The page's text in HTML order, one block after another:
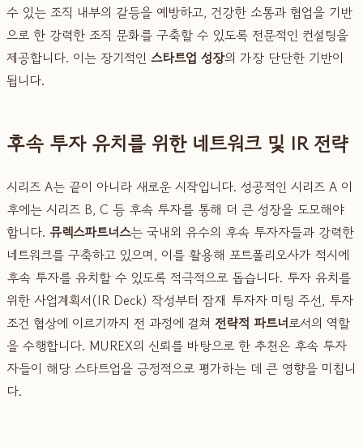
수 있는 조직 내부의 갈등을 예방하고, 건강한 소통과 협업을 기반
으로 한 강력한 조직 문화를 구축할 수 있도록 전문적인 컨설팅을
제공합니다. 이는 장기적인 스타트업 성장의 가장 단단한 기반이
됩니다.
후속 투자 유치를 위한 네트워크 및 IR 전략
시리즈 A는 끝이 아니라 새로운 시작입니다. 성공적인 시리즈 A 이
후에는 시리즈 B, C 등 후속 투자를 통해 더 큰 성장을 도모해야
합니다. 뮤렉스파트너스는 국내외 유수의 후속 투자자들과 강력한
네트워크를 구축하고 있으며, 이를 활용해 포트폴리오사가 적시에
후속 투자를 유치할 수 있도록 적극적으로 돕습니다. 투자 유치를
위한 사업계획서(IR Deck) 작성부터 잠재 투자자 미팅 주선, 투자
조건 협상에 이르기까지 전 과정에 걸쳐 전략적 파트너로서의 역할
을 수행합니다. MUREX의 신뢰를 바탕으로 한 추천은 후속 투자
자들이 해당 스타트업을 긍정적으로 평가하는 데 큰 영향을 미칩니
다.